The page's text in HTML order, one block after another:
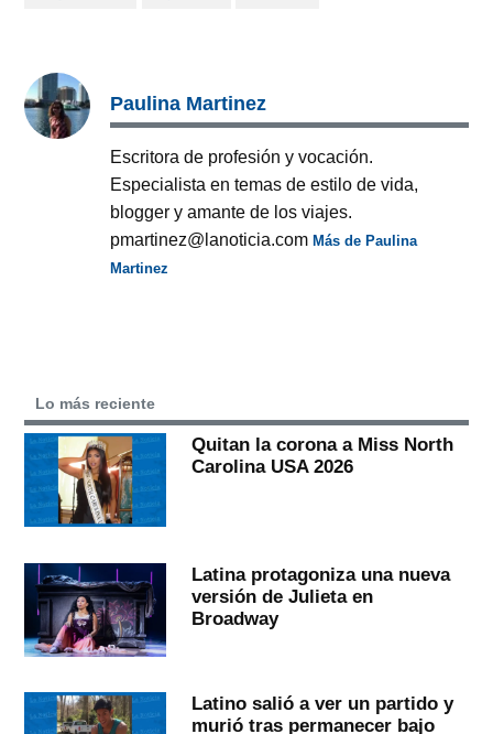
Paulina Martinez
Escritora de profesión y vocación.
Especialista en temas de estilo de vida,
blogger y amante de los viajes.
pmartinez@lanoticia.comMás de Paulina
Martinez
Lo más reciente
Quitan la corona a Miss North
Carolina USA 2026
Latina protagoniza una nueva
versión de Julieta en
Broadway
Latino salió a ver un partido y
murió tras permanecer bajo